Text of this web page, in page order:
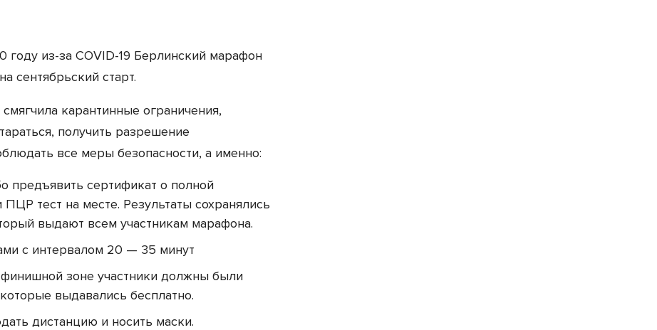
году из-за COVID-19 Берлинский марафон
сентябрьский старт.
карантинные ограничения,
получить разрешение
все меры безопасности, а именно:
предъявить сертификат о полной
тест на месте. Результаты сохранялись
выдают всем участникам марафона.
с интервалом 20 — 35 минут
зоне участники должны были
выдавались бесплатно.
дистанцию и носить маски.